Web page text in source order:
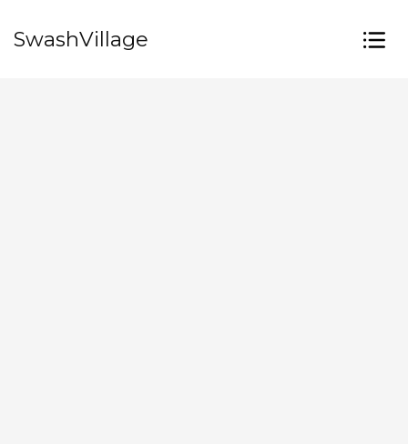
SwashVillage